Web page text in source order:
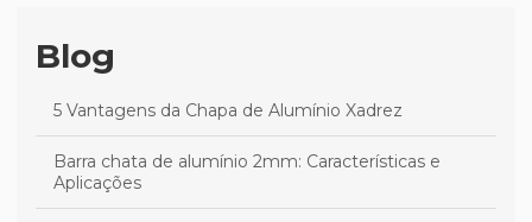
Blog
5 Vantagens da Chapa de Alumínio Xadrez
Barra chata de alumínio 2mm: Características e
Aplicações